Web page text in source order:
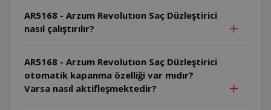
AR5168 - Arzum Revolutıon Saç Düzleştirici
nasıl çalıştırılır?
AR5168 - Arzum Revolutıon Saç Düzleştirici
otomatik kapanma özelliği var mıdır?
Varsa nasıl aktifleşmektedir?